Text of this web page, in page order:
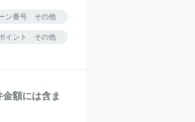
ン番号 その他
イント その他
額には含ま